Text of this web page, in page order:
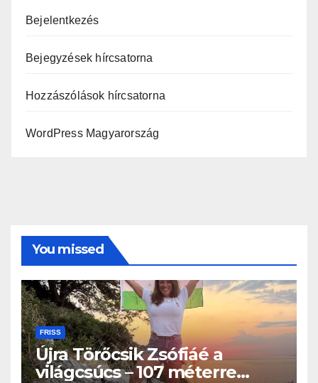
Bejelentkezés
Bejegyzések hírcsatorna
Hozzászólások hírcsatorna
WordPress Magyarország
You missed
FRISS
Újra Törőcsik Zsófiáé a
világcsúcs – 107 méterre